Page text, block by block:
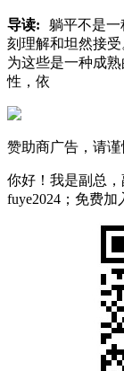
导读:
躺平不是
刻理解和坦然接
为这些是一种成
性，依
赞助商广告，请谨
你好！我是副总
fuye2024；免费加